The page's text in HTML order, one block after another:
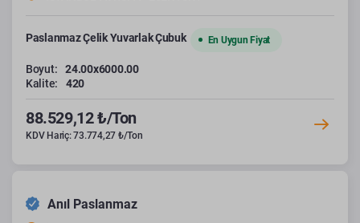
Paslanmaz Çelik Yuvarlak Çubuk En Uygun Fiyat
Boyut:
24.00x6000.00
Kalite:
420
88.529,12 ₺/Ton
KDV Hariç: 73.774,27 ₺/Ton
Anıl Paslanmaz